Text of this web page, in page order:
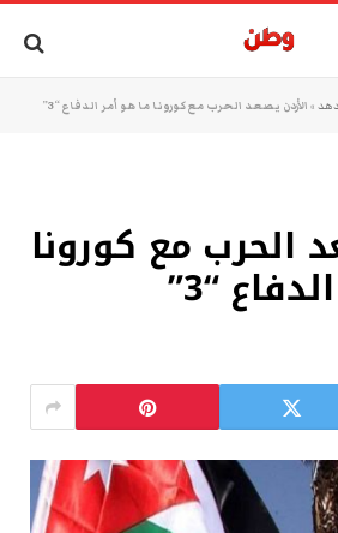
» الأردن يصعد الحرب مع كورونا ما هو أمر الدفاع “3”
الحرب مع كورونا
“3”